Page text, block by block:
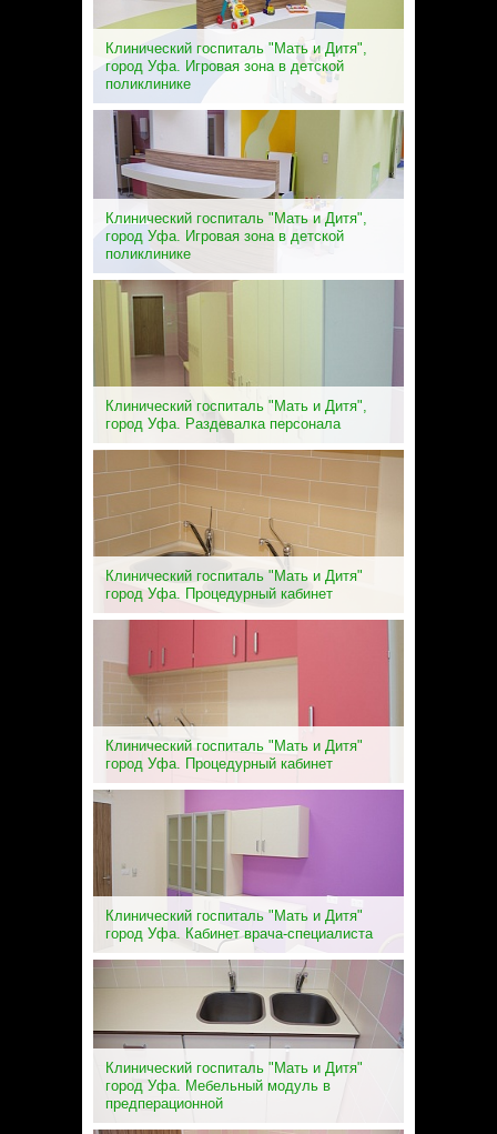
Клинический госпиталь "Мать и Дитя",
город Уфа. Игровая зона в детской
поликлинике
Клинический госпиталь "Мать и Дитя",
город Уфа. Игровая зона в детской
поликлинике
Клинический госпиталь "Мать и Дитя",
город Уфа. Раздевалка персонала
Клинический госпиталь "Мать и Дитя"
город Уфа. Процедурный кабинет
Клинический госпиталь "Мать и Дитя"
город Уфа. Процедурный кабинет
Клинический госпиталь "Мать и Дитя"
город Уфа. Кабинет врача-специалиста
Клинический госпиталь "Мать и Дитя"
город Уфа. Мебельный модуль в
предперационной